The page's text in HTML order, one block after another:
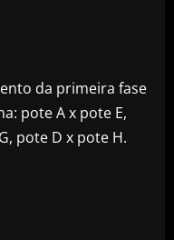
da primeira fase
pote A x pote E,
pote D x pote H.